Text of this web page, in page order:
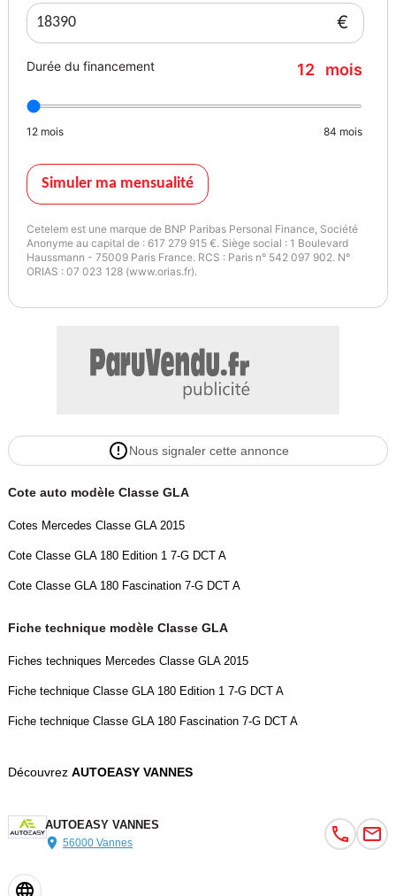
GARANTIE 12 / 24 MOIS EUROPE : 600euro
IDEM : Mercedes-Benz GLA GLB BMW X1 X2 Audi Q3 Q2 Q4 Volvo
CX-30 CX-5 Alfa Romeo Tonale Cupra Formentor DS DS 7 Jaguar
Kia Sportage Toyota C-HR RAV4 Nissan Qashqai Renault Arkana
Austral Skoda Karoq SEAT Ateca Ford Kuga Honda HR-V Lynk
AutoEasy
- Visible uniquement sur rendez vous
Couleur
GRIS
Puissance réelle
€
Durée du financement 12 mois
12 mois 84 mois
Simuler ma mensualité
Cetelem est une marque de BNP Paribas Personal Finance, Société
Anonyme au capital de : 617 279 915 €. Siège social : 1 Boulevard
Haussmann - 75009 Paris France. RCS : Paris n° 542 097 902. N°
ORIAS : 07 023 128 (www.orias.fr).
Nous signaler cette annonce
Cote auto modèle Classe GLA
Cotes Mercedes Classe GLA 2015
Cote Classe GLA 180 Edition 1 7-G DCT A
Cote Classe GLA 180 Fascination 7-G DCT A
Fiche technique modèle Classe GLA
Fiches techniques Mercedes Classe GLA 2015
Fiche technique Classe GLA 180 Edition 1 7-G DCT A
Fiche technique Classe GLA 180 Fascination 7-G DCT A
Découvrez AUTOEASY VANNES
AUTOEASY VANNES
56000 Vannes